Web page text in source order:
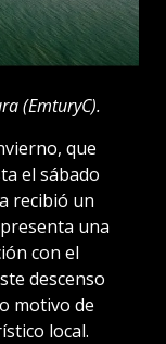
(EmturyC).
que
el sábado
recibió un
una
con el
descenso
motivo de
local.